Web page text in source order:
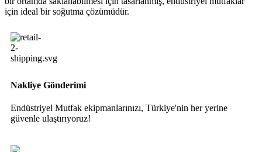
için ideal bir soğutma çözümüdür.
Nakliye Gönderimi
Endüstriyel Mutfak ekipmanlarınızı, Türkiye'nin her yerine
güvenle ulaştırıyoruz!